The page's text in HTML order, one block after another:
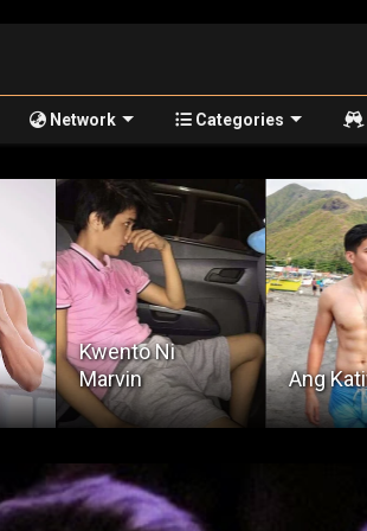
Network Categories
Ang Katiwala Ang